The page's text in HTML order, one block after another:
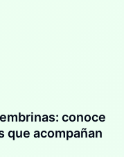
conoce
que acompañan